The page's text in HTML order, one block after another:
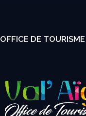
OFFICE DE TOURISME